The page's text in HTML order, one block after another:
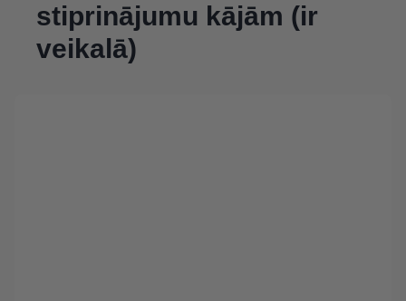
stiprinājumu kājām (ir
veikalā)